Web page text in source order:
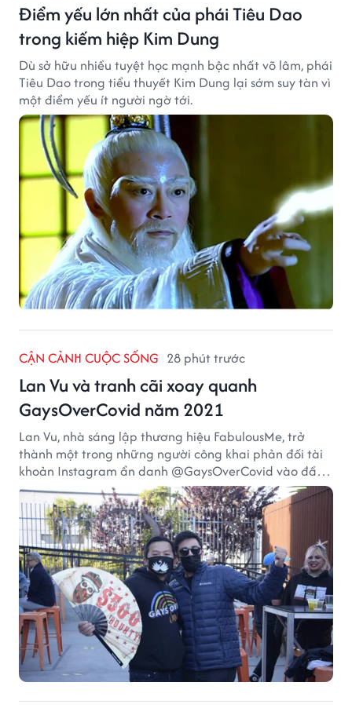
Điểm yếu lớn nhất của phái Tiêu Dao
trong kiếm hiệp Kim Dung
Dù sở hữu nhiều tuyệt học mạnh bậc nhất võ lâm, phái
Tiêu Dao trong tiểu thuyết Kim Dung lại sớm suy tàn vì
một điểm yếu ít người ngờ tới.
CẬN CẢNH CUỘC SỐNG 28 phút trước
Lan Vu và tranh cãi xoay quanh
GaysOverCovid năm 2021
Lan Vu, nhà sáng lập thương hiệu FabulousMe, trở
thành một trong những người công khai phản đối tài
khoản Instagram ẩn danh @GaysOverCovid vào đầu
năm 2021, trong bối cảnh đại dịch COVID-19 vẫn diễn
biến nghiêm trọng.